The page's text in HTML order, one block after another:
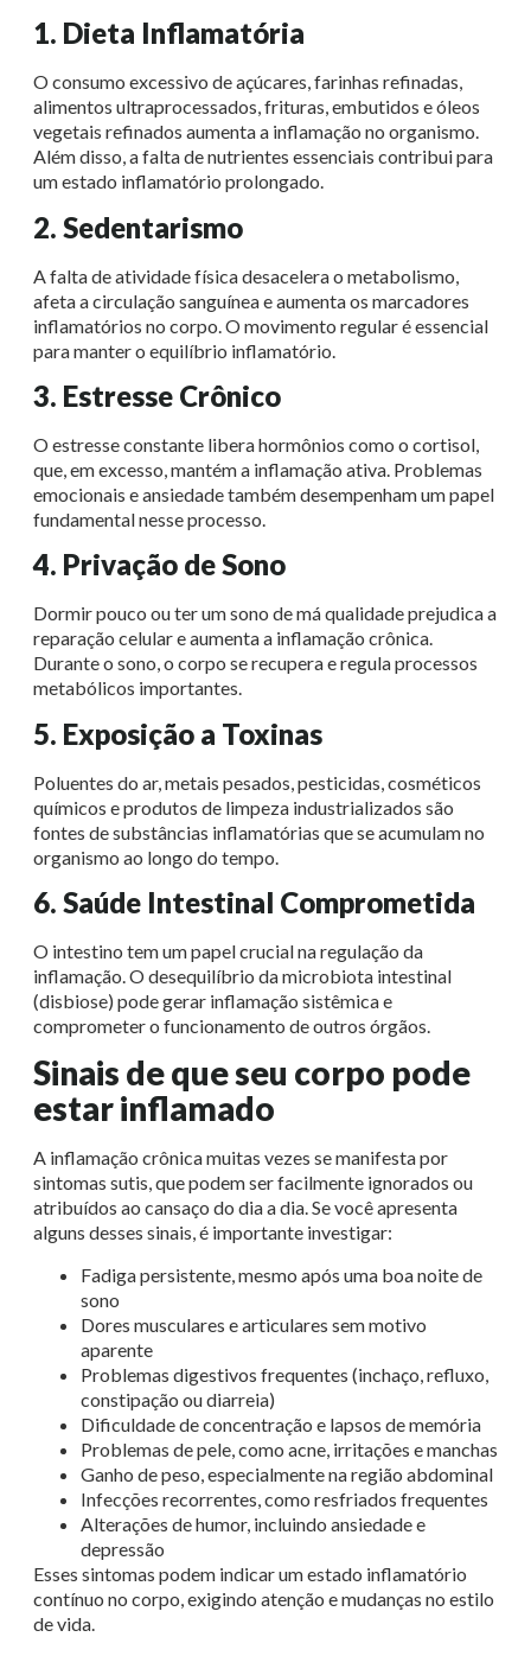
1. Dieta Inflamatória
O consumo excessivo de açúcares, farinhas refinadas,
alimentos ultraprocessados, frituras, embutidos e óleos
vegetais refinados aumenta a inflamação no organismo.
Além disso, a falta de nutrientes essenciais contribui para
um estado inflamatório prolongado.
2. Sedentarismo
A falta de atividade física desacelera o metabolismo,
afeta a circulação sanguínea e aumenta os marcadores
inflamatórios no corpo. O movimento regular é essencial
para manter o equilíbrio inflamatório.
3. Estresse Crônico
O estresse constante libera hormônios como o cortisol,
que, em excesso, mantém a inflamação ativa. Problemas
emocionais e ansiedade também desempenham um papel
fundamental nesse processo.
4. Privação de Sono
Dormir pouco ou ter um sono de má qualidade prejudica a
reparação celular e aumenta a inflamação crônica.
Durante o sono, o corpo se recupera e regula processos
metabólicos importantes.
5. Exposição a Toxinas
Poluentes do ar, metais pesados, pesticidas, cosméticos
químicos e produtos de limpeza industrializados são
fontes de substâncias inflamatórias que se acumulam no
organismo ao longo do tempo.
6. Saúde Intestinal Comprometida
O intestino tem um papel crucial na regulação da
inflamação. O desequilíbrio da microbiota intestinal
(disbiose) pode gerar inflamação sistêmica e
comprometer o funcionamento de outros órgãos.
Sinais de que seu corpo pode
estar inflamado
A inflamação crônica muitas vezes se manifesta por
sintomas sutis, que podem ser facilmente ignorados ou
atribuídos ao cansaço do dia a dia. Se você apresenta
alguns desses sinais, é importante investigar:
Fadiga persistente, mesmo após uma boa noite de
sono
Dores musculares e articulares sem motivo
aparente
Problemas digestivos frequentes (inchaço, refluxo,
constipação ou diarreia)
Dificuldade de concentração e lapsos de memória
Problemas de pele, como acne, irritações e manchas
Ganho de peso, especialmente na região abdominal
Infecções recorrentes, como resfriados frequentes
Alterações de humor, incluindo ansiedade e
depressão
Esses sintomas podem indicar um estado inflamatório
contínuo no corpo, exigindo atenção e mudanças no estilo
de vida.